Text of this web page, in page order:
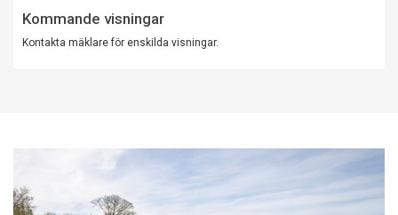
Kommande visningar
Kontakta mäklare för enskilda visningar.